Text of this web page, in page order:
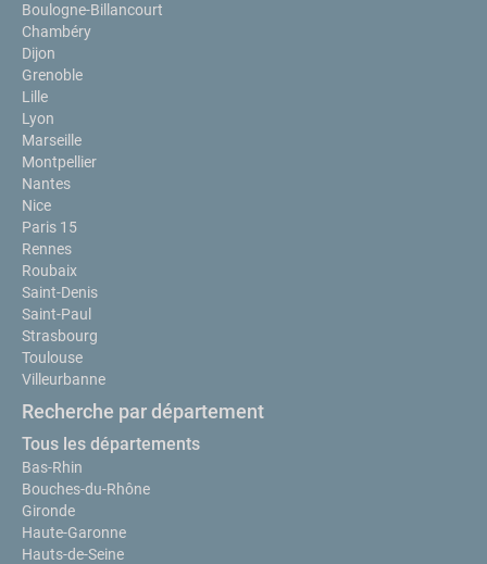
Boulogne-Billancourt
Chambéry
Dijon
Grenoble
Lille
Lyon
Marseille
Montpellier
Nantes
Nice
Paris 15
Rennes
Roubaix
Saint-Denis
Saint-Paul
Strasbourg
Toulouse
Villeurbanne
Recherche par département
Tous les départements
Bas-Rhin
Bouches-du-Rhône
Gironde
Haute-Garonne
Hauts-de-Seine